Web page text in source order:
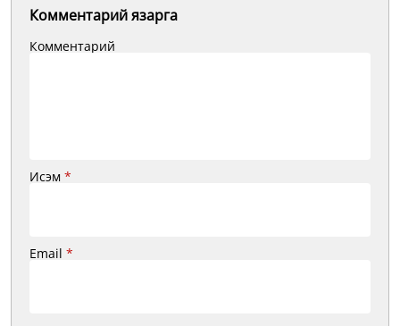
Комментарий язарга
Комментарий
Исэм *
Email *